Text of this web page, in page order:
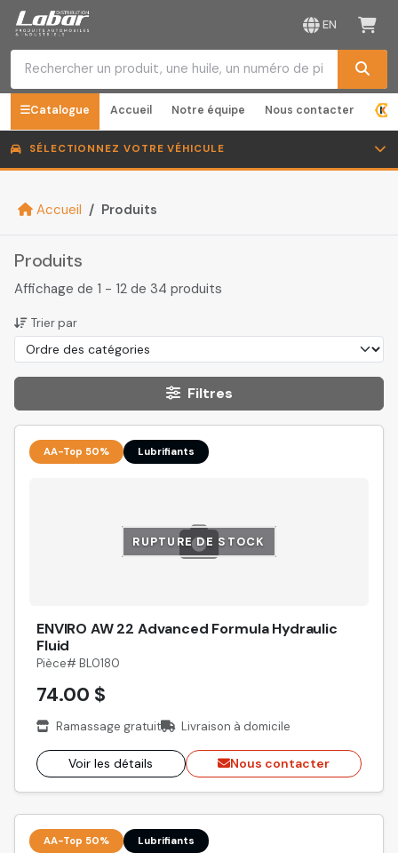
EN
Catalogue Accueil Notre équipe Nous contacter
SÉLECTIONNEZ VOTRE VÉHICULE
Accueil Produits
Produits
Affichage de 1 - 12 de 34 produits
Trier par
Filtres
AA-Top 50% Lubrifiants
RUPTURE DE STOCK
ENVIRO AW 22 Advanced Formula Hydraulic
Fluid
Pièce# BL0180
74.00 $
Ramassage gratuit Livraison à domicile
Voir les détails Nous contacter
AA-Top 50% Lubrifiants